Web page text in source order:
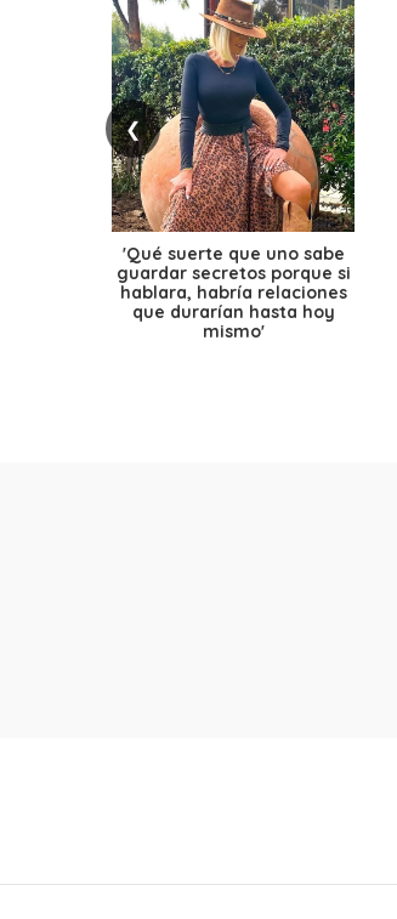
❮
'Qué suerte que uno sabe
guardar secretos porque si
hablara, habría relaciones
que durarían hasta hoy
mismo'